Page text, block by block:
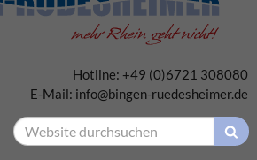
Hotline: +49 (0)6721 308080
E-Mail: info@bingen-ruedesheimer.de